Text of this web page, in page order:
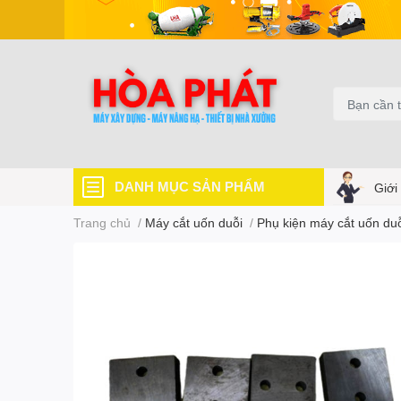
DANH MỤC SẢN PHẨM Giới
Trang chủ / Máy cắt uốn duỗi / Phụ kiện máy cắt uốn